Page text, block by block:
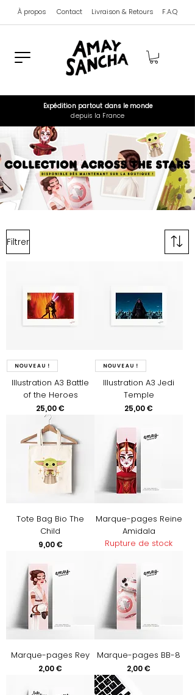
À propos Contact Livraison & Retours F.A.Q
Expéditionpartout dans le monde
depuis la France
Filtrer
Nouveau !
Illustration A3 Battle
of the Heroes
Prix
25,00 €
Nouveau !
Illustration A3 Jedi
Temple
Prix
25,00 €
Tote Bag Bio The
Child
Prix
9,00 €
Marque-pages Reine
Amidala
Rupture de stock
Marque-pages Rey
Prix
2,00 €
Marque-pages BB-8
Prix
2,00 €